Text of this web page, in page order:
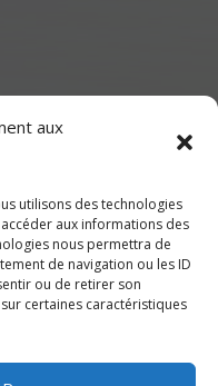
aux
utilisons des technologies
aux informations des
nous permettra de
de navigation ou les ID
ou de retirer son
certaines caractéristiques
milieu cinématographique
plein potentiel.
ou 514-655-9191